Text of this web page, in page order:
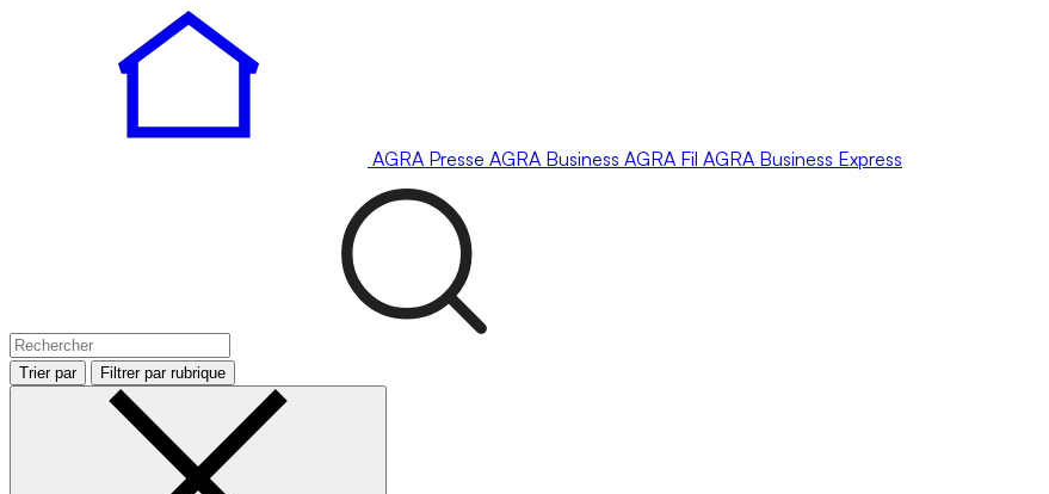
AGRA Presse AGRA Business AGRA Fil AGRA Business Express
Trier par Filtrer par rubrique